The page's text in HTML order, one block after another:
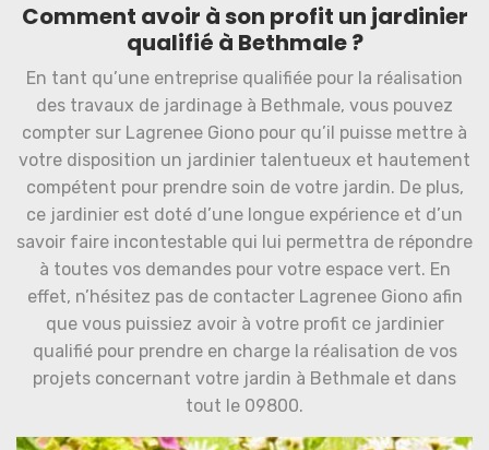
Comment avoir à son profit un jardinier
qualifié à Bethmale ?
En tant qu’une entreprise qualifiée pour la réalisation
des travaux de jardinage à Bethmale, vous pouvez
compter sur Lagrenee Giono pour qu’il puisse mettre à
votre disposition un jardinier talentueux et hautement
compétent pour prendre soin de votre jardin. De plus,
ce jardinier est doté d’une longue expérience et d’un
savoir faire incontestable qui lui permettra de répondre
à toutes vos demandes pour votre espace vert. En
effet, n’hésitez pas de contacter Lagrenee Giono afin
que vous puissiez avoir à votre profit ce jardinier
qualifié pour prendre en charge la réalisation de vos
projets concernant votre jardin à Bethmale et dans
tout le 09800.